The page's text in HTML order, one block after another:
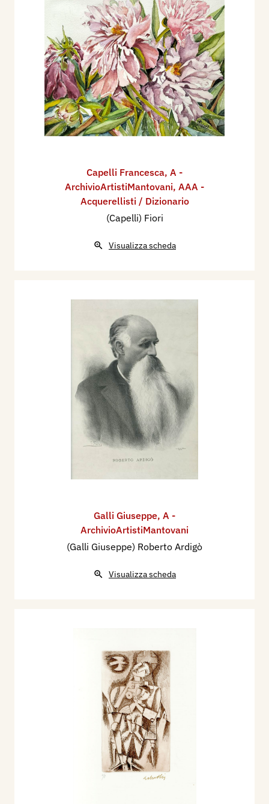
Capelli Francesca, A -
ArchivioArtistiMantovani, AAA -
Acquerellisti / Dizionario
(Capelli) Fiori
Visualizza scheda
Galli Giuseppe, A -
ArchivioArtistiMantovani
(Galli Giuseppe) Roberto Ardigò
Visualizza scheda